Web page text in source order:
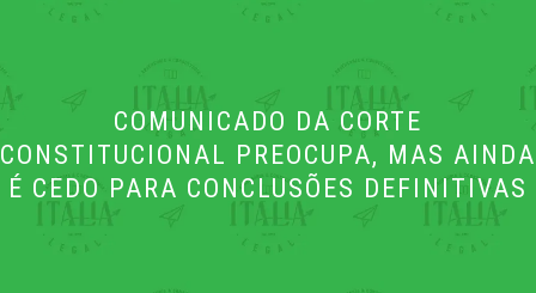
COMUNICADO DA CORTE
CONSTITUCIONAL PREOCUPA, MAS AINDA
É CEDO PARA CONCLUSÕES DEFINITIVAS